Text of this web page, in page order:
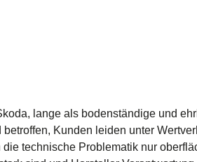
lange als bodenständige und
Kunden leiden unter
technische Problematik nur